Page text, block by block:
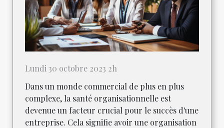
Lundi 30 octobre 2023 2h
Dans un monde commercial de plus en plus
complexe, la santé organisationnelle est
devenue un facteur crucial pour le succès d'une
entreprise. Cela signifie avoir une organisation